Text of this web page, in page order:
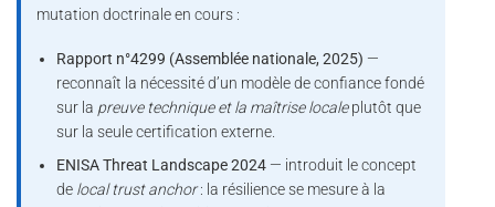
mutation doctrinale en cours :
Rapport n°4299 (Assemblée nationale, 2025) —
reconnaît la nécessité d’un modèle de confiance fondé
sur la preuve technique et la maîtrise localeplutôt que
sur la seule certification externe.
ENISA Threat Landscape 2024 — introduit le concept
de local trust anchor: la résilience se mesure à la